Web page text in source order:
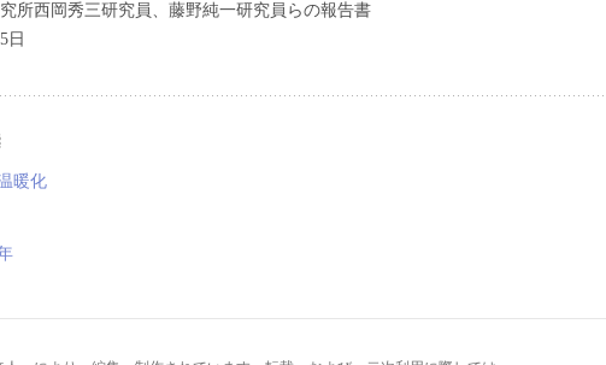
所西岡秀三研究員、藤野純一研究員らの報告書
日
暖化